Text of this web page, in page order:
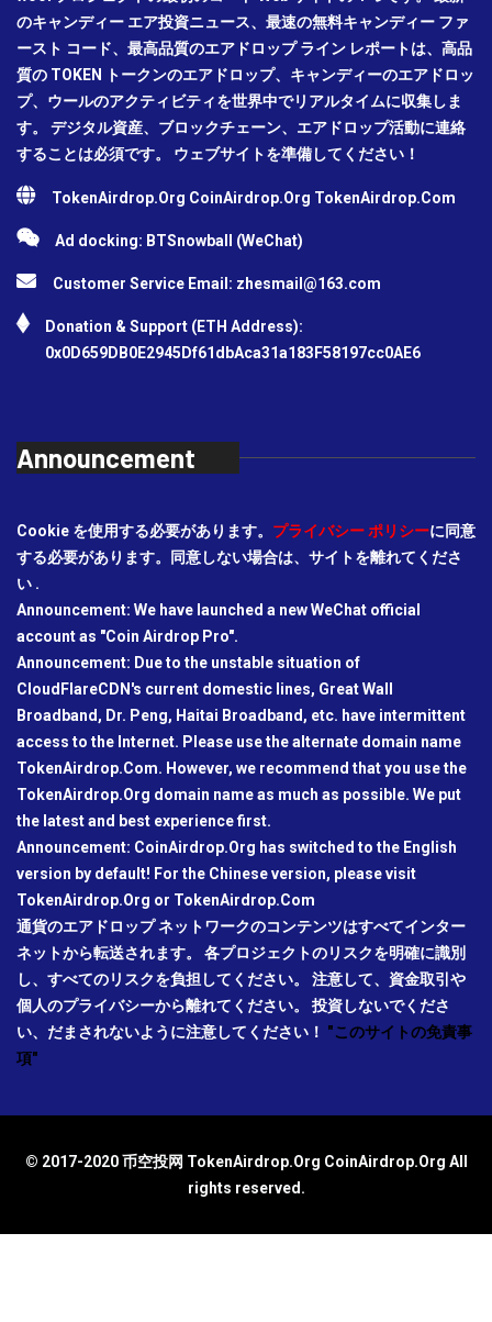
のキャンディー エア投資ニュース、最速の無料キャンディー ファ
ースト コード、最高品質のエアドロップ ライン レポートは、高品
質の TOKEN トークンのエアドロップ、キャンディーのエアドロッ
プ、ウールのアクティビティを世界中でリアルタイムに収集しま
す。 デジタル資産、ブロックチェーン、エアドロップ活動に連絡
することは必須です。 ウェブサイトを準備してください！
TokenAirdrop.Org CoinAirdrop.Org TokenAirdrop.Com
Ad docking: BTSnowball (WeChat)
Customer Service Email: zhesmail@163.com
Donation & Support (ETH Address):
0x0D659DB0E2945Df61dbAca31a183F58197cc0AE6
Announcement
Cookie を使用する必要があります。 プライバシー ポリシーに同意
する必要があります。同意しない場合は、サイトを離れてくださ
い .
Announcement: We have launched a new WeChat official
account as "Coin Airdrop Pro".
Announcement: Due to the unstable situation of
CloudFlareCDN's current domestic lines, Great Wall
Broadband, Dr. Peng, Haitai Broadband, etc. have intermittent
access to the Internet. Please use the alternate domain name
TokenAirdrop.Com. However, we recommend that you use the
TokenAirdrop.Org domain name as much as possible. We put
the latest and best experience first.
Announcement: CoinAirdrop.Org has switched to the English
version by default! For the Chinese version, please visit
TokenAirdrop.Org or TokenAirdrop.Com
通貨のエアドロップ ネットワークのコンテンツはすべてインター
ネットから転送されます。 各プロジェクトのリスクを明確に識別
し、すべてのリスクを負担してください。 注意して、資金取引や
個人のプライバシーから離れてください。 投資しないでくださ
い、だまされないように注意してください！ "このサイトの免責事
項"
© 2017-2020 币空投网 TokenAirdrop.Org CoinAirdrop.Org All
rights reserved.